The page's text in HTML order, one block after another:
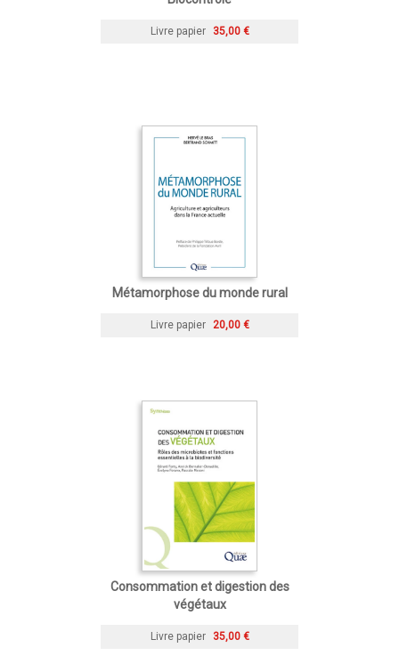
Livre papier 35,00 €
Métamorphose du monde rural
Livre papier 20,00 €
Consommation et digestion des
végétaux
Livre papier 35,00 €